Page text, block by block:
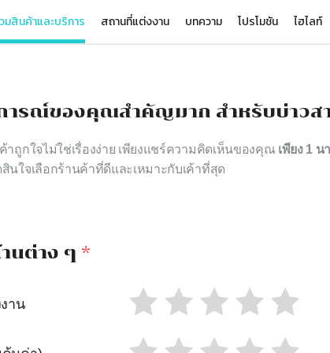
มสินค้าและบริการ สถานที่แต่งงาน บทความ โปรโมชัน ไฮไลท์
ารณ์ของคุณสำคัญมาก สำหรับบ่าวส
าถูกใจไม่ใช่เรื่องง่าย เพียงแชร์ความคิดเห็นของคุณ เพียง 1 น
นใจเลือกร้านค้าที่ดีและเหมาะกับเค้าที่สุด
นต่าง ๆ *
าน